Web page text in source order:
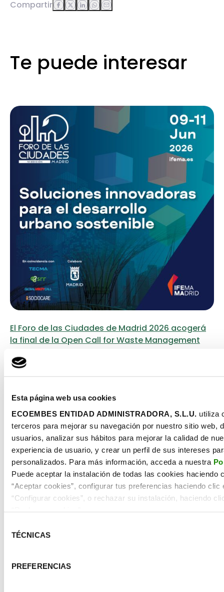
Esta página web usa cookies
ECOEMBES ENTIDAD ADMINISTRADORA, S.L.U.
utiliza
terceros para mejorar su navegación por nuestro sitio web,
usuarios, analizar sus hábitos para mejorar la calidad de
experiencia de usuario, y crear un perfil de sus intereses
personalizados. Para más información, acceda a nuestra
Puede aceptar la instalación de todas las cookies haciendo
“Aceptar cookies”, configurar tus preferencias haciendo clic
“Configurar cookies”, o rechazar su instalación, haciendo
TÉCNICAS
PREFERENCIAS
Compartir
Te puede interesar
El Foro de las Ciudades de Madrid 2026 acogerá
la final de la Open Call for Waste Management
El Foro de las Ciudades de Madrid 2026 acogerá la gran
Leer más